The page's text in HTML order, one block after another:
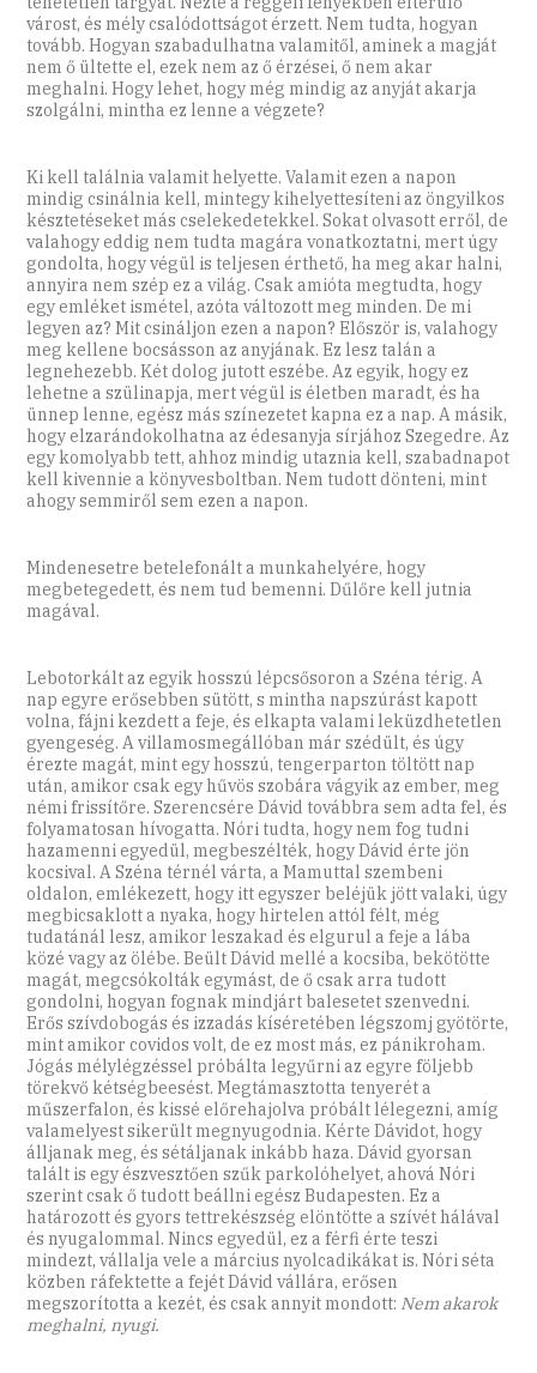
várost, és mély csalódottságot érzett. Nem tudta, hogyan
tovább. Hogyan szabadulhatna valamitől, aminek a magját
nem ő ültette el, ezek nem az ő érzései, ő nem akar
meghalni. Hogy lehet, hogy még mindig az anyját akarja
szolgálni, mintha ez lenne a végzete?
Ki kell találnia valamit helyette. Valamit ezen a napon
mindig csinálnia kell, mintegy kihelyettesíteni az öngyilkos
késztetéseket más cselekedetekkel. Sokat olvasott erről, de
valahogy eddig nem tudta magára vonatkoztatni, mert úgy
gondolta, hogy végül is teljesen érthető, ha meg akar halni,
annyira nem szép ez a világ. Csak amióta megtudta, hogy
egy emléket ismétel, azóta változott meg minden. De mi
legyen az? Mit csináljon ezen a napon? Először is, valahogy
meg kellene bocsásson az anyjának. Ez lesz talán a
legnehezebb. Két dolog jutott eszébe. Az egyik, hogy ez
lehetne a szülinapja, mert végül is életben maradt, és ha
ünnep lenne, egész más színezetet kapna ez a nap. A másik,
hogy elzarándokolhatna az édesanyja sírjához Szegedre. Az
egy komolyabb tett, ahhoz mindig utaznia kell, szabadnapot
kell kivennie a könyvesboltban. Nem tudott dönteni, mint
ahogy semmiről sem ezen a napon.
Mindenesetre betelefonált a munkahelyére, hogy
megbetegedett, és nem tud bemenni. Dűlőre kell jutnia
magával.
Lebotorkált az egyik hosszú lépcsősoron a Széna térig. A
nap egyre erősebben sütött, s mintha napszúrást kapott
volna, fájni kezdett a feje, és elkapta valami leküzdhetetlen
gyengeség. A villamosmegállóban már szédült, és úgy
érezte magát, mint egy hosszú, tengerparton töltött nap
után, amikor csak egy hűvös szobára vágyik az ember, meg
némi frissítőre. Szerencsére Dávid továbbra sem adta fel, és
folyamatosan hívogatta. Nóri tudta, hogy nem fog tudni
hazamenni egyedül, megbeszélték, hogy Dávid érte jön
kocsival. A Széna térnél várta, a Mamuttal szembeni
oldalon, emlékezett, hogy itt egyszer beléjük jött valaki, úgy
megbicsaklott a nyaka, hogy hirtelen attól félt, még
tudatánál lesz, amikor leszakad és elgurul a feje a lába
közé vagy az ölébe. Beült Dávid mellé a kocsiba, bekötötte
magát, megcsókolták egymást, de ő csak arra tudott
gondolni, hogyan fognak mindjárt balesetet szenvedni.
Erős szívdobogás és izzadás kíséretében légszomj gyötörte,
mint amikor covidos volt, de ez most más, ez pánikroham.
Jógás mélylégzéssel próbálta legyűrni az egyre följebb
törekvő kétségbeesést. Megtámasztotta tenyerét a
műszerfalon, és kissé előrehajolva próbált lélegezni, amíg
valamelyest sikerült megnyugodnia. Kérte Dávidot, hogy
álljanak meg, és sétáljanak inkább haza. Dávid gyorsan
talált is egy észvesztően szűk parkolóhelyet, ahová Nóri
szerint csak ő tudott beállni egész Budapesten. Ez a
határozott és gyors tettrekészség elöntötte a szívét hálával
és nyugalommal. Nincs egyedül, ez a férfi érte teszi
mindezt, vállalja vele a március nyolcadikákat is. Nóri séta
közben ráfektette a fejét Dávid vállára, erősen
megszorította a kezét, és csak annyit mondott: Nem akarok
meghalni, nyugi.